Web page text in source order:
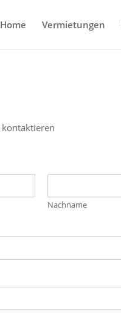
Home Vermietungen
Nachname